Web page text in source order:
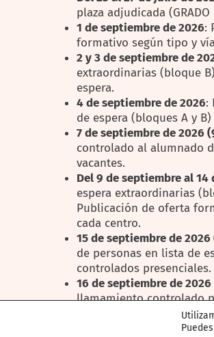
plaza adjudicada (GRADO
1 de septiembre de 2026:
formativo según tipo y
2 y 3 de septiembre de
extraordinarias (bloque
espera.
4 de septiembre de 2026:
de espera (bloques A y
7 de septiembre de 2026
controlado al alumnado
vacantes.
Del 9 de septiembre al
espera extraordinarias
Publicación de oferta
cada centro.
15 deseptiembre de2026
de personas en lista de
controlados presenciales.
16 de septiembre de
llamamiento controlado
educativos a personas
Del 17 de septiembre al